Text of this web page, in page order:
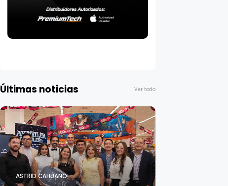
Últimas noticias Ver todo
ASTRID CAHUANO